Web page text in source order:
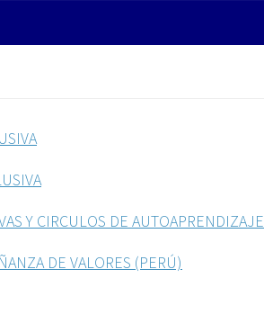
Y CIRCULOS DE AUTOAPRENDIZAJE
DE VALORES (PERÚ)